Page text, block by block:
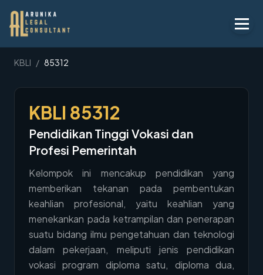
Layanan
Peraturan
KBLI
Tentang
Penawaran
Blog
KBLI / 85312
KBLI 85312
Pendidikan Tinggi Vokasi dan
Profesi Pemerintah
Kelompok ini mencakup pendidikan yang
memberikan tekanan pada pembentukan
keahlian profesional, yaitu keahlian yang
menekankan pada ketrampilan dan penerapan
suatu bidang ilmu pengetahuan dan teknologi
dalam pekerjaan, meliputi jenis pendidikan
vokasi program diploma satu, diploma dua,